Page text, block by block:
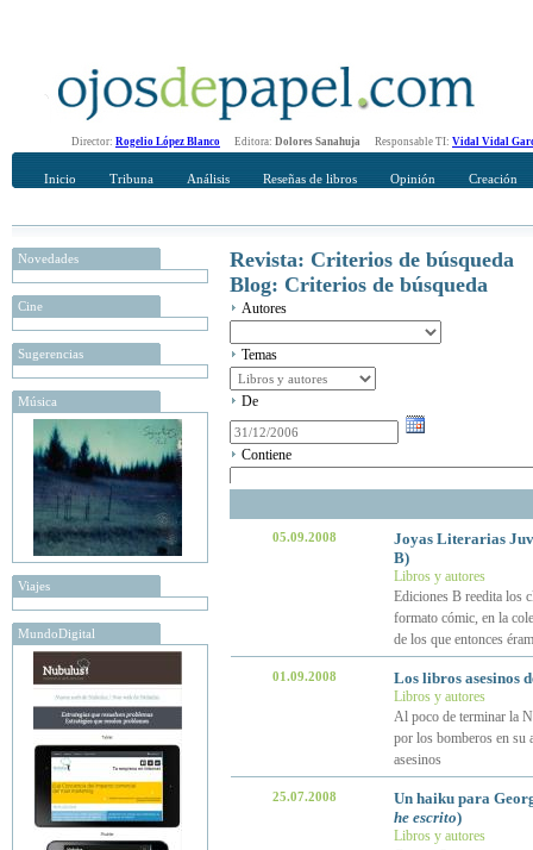
Director: Rogelio López Blanco Editora: Dolores Sanahuja Responsable TI: Vidal Vidal
Inicio Tribuna Análisis Reseñas de libros Opinión Creación
Novedades
Cine
Sugerencias
Música
Viajes
MundoDigital
Revista: Criterios de búsqueda
Blog: Criterios de búsqueda
Autores
Temas
De
Contiene
05.09.2008
Joyas Literarias
B)
Libros y autores
Ediciones B reedita los
formato cómic, en la
de los que entonces
01.09.2008 Los libros asesinos
Libros y autores
Al poco de terminar la
por los bomberos en su
asesinos
25.07.2008
Un haiku para
he escrito)
Libros y autores